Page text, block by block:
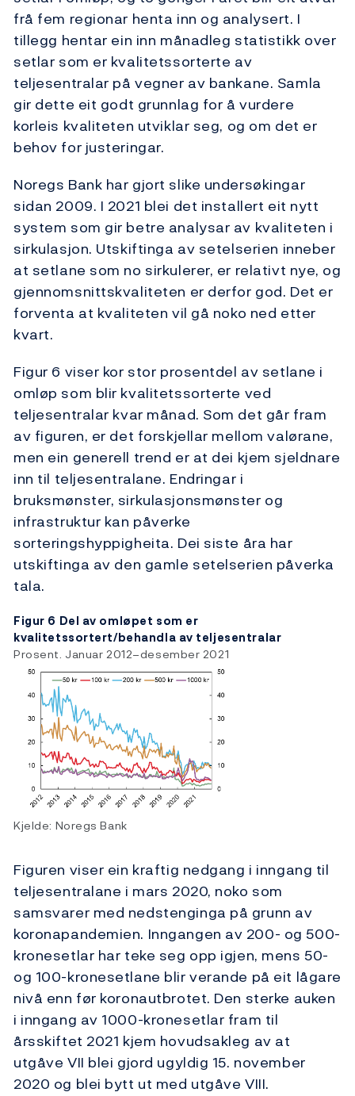
frå fem regionar henta inn og analysert. I
tillegg hentar ein inn månadleg statistikk over
setlar som er kvalitetssorterte av
teljesentralar på vegner av bankane. Samla
gir dette eit godt grunnlag for å vurdere
korleis kvaliteten utviklar seg, og om det er
behov for justeringar.
Noregs Bank har gjort slike undersøkingar
sidan 2009. I 2021 blei det installert eit nytt
system som gir betre analysar av kvaliteten i
sirkulasjon. Utskiftinga av setelserien inneber
at setlane som no sirkulerer, er relativt nye, og
gjennomsnittskvaliteten er derfor god. Det er
forventa at kvaliteten vil gå noko ned etter
kvart.
Figur 6 viser kor stor prosentdel av setlane i
omløp som blir kvalitetssorterte ved
teljesentralar kvar månad. Som det går fram
av figuren, er det forskjellar mellom valørane,
men ein generell trend er at dei kjem sjeldnare
inn til teljesentralane. Endringar i
bruksmønster, sirkulasjonsmønster og
infrastruktur kan påverke
sorteringshyppigheita. Dei siste åra har
utskiftinga av den gamle setelserien påverka
tala.
Figur 6 Del av omløpet som er
kvalitetssortert/behandla av teljesentralar
Prosent. Januar 2012–desember 2021
Kjelde: Noregs Bank
Figuren viser ein kraftig nedgang i inngang til
teljesentralane i mars 2020, noko som
samsvarer med nedstenginga på grunn av
koronapandemien. Inngangen av 200- og 500-
kronesetlar har teke seg opp igjen, mens 50-
og 100-kronesetlane blir verande på eit lågare
nivå enn før koronautbrotet. Den sterke auken
i inngang av 1000-kronesetlar fram til
årsskiftet 2021 kjem hovudsakleg av at
utgåve VII blei gjord ugyldig 15. november
2020 og blei bytt ut med utgåve VIII.